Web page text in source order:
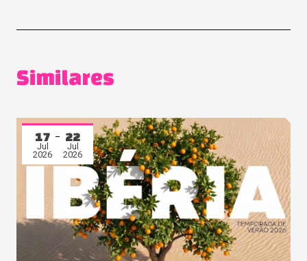
Similares
17
Jul
2026
22
Jul
2026